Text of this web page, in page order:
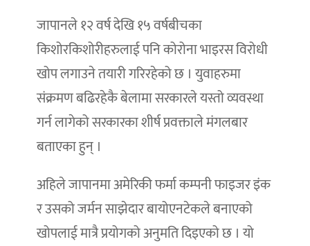
जापानले १२ वर्ष देखि १५ वर्षबीचका
किशोरकिशोरीहरुलाई पनि कोरोना भाइरस विरोधी
खोप लगाउने तयारी गरिरहेको छ । युवाहरुमा
संक्रमण बढिरहेकै बेलामा सरकारले यस्तो व्यवस्था
गर्न लागेको सरकारका शीर्ष प्रवक्ताले मंगलबार
बताएका हुन् ।
अहिले जापानमा अमेरिकी फर्मा कम्पनी फाइजर इंक
र उसको जर्मन साझेदार बायोएनटेकले बनाएको
खोपलाई मात्रै प्रयोगको अनुमति दिइएको छ । यो